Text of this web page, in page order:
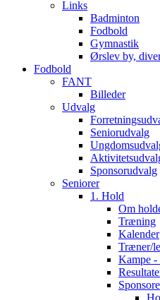
Links
Badminton
Fodbold
Gymnastik
Ørslev by,
Fodbold
FANT
Billeder
Udvalg
Seniorudvalg
Sponsorudvalg
Seniorer
1. Hold
Om
Træning
Kalender
Træner/
Kampe -